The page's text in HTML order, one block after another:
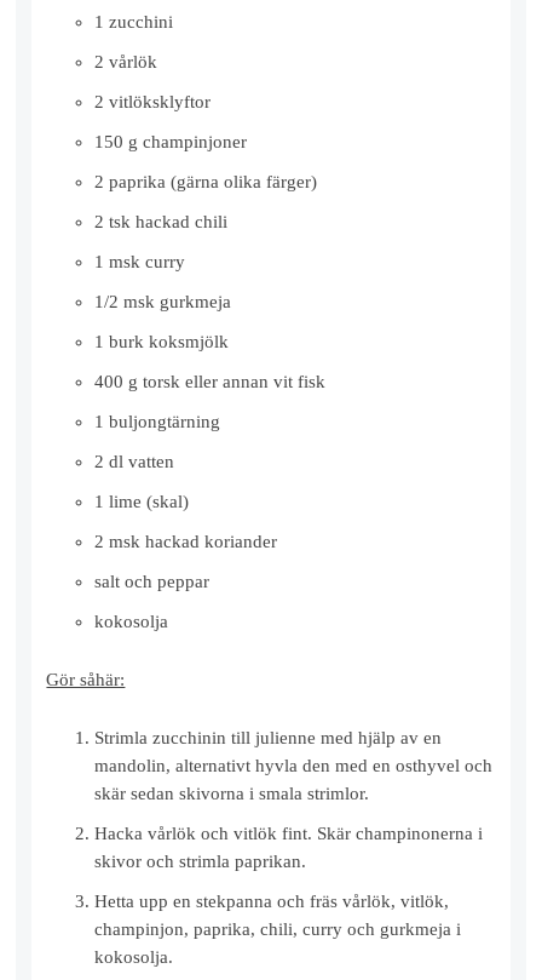
1 zucchini
2 vårlök
2 vitlöksklyftor
150 g champinjoner
2 paprika (gärna olika färger)
2 tsk hackad chili
1 msk curry
1/2 msk gurkmeja
1 burk koksmjölk
400 g torsk eller annan vit fisk
1 buljongtärning
2 dl vatten
1 lime (skal)
2 msk hackad koriander
salt och peppar
kokosolja
Gör såhär:
Strimla zucchinin till julienne med hjälp av en
mandolin, alternativt hyvla den med en osthyvel och
skär sedan skivorna i smala strimlor.
Hacka vårlök och vitlök fint. Skär champinonerna i
skivor och strimla paprikan.
Hetta upp en stekpanna och fräs vårlök, vitlök,
champinjon, paprika, chili, curry och gurkmeja i
kokosolja.